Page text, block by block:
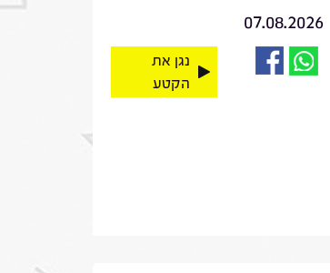
07.08.2026
נגן את
הקטע